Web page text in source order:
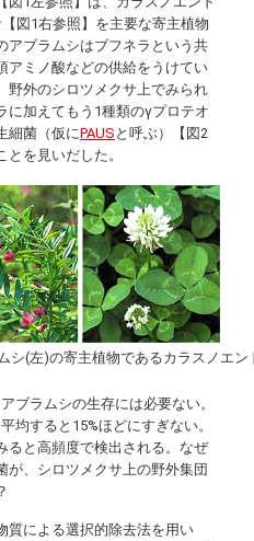
図1右参照】を主要な寄主植物
アブラムシはブフネラという共
アミノ酸などの供給をうけてい
野外のシロツメクサ上でみられ
に加えてもう1種類のγプロテオ
細菌（仮にPAUS と呼ぶ）【図2
を見いだした。
(左)の寄主植物であるカラスノエン
ブラムシの生存には必要ない。
均すると15%ほどにすぎない。
ると高頻度で検出される。なぜ
が、シロツメクサ上の野外集団
による選択的除去法を用い